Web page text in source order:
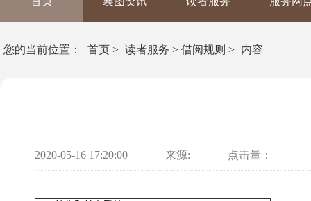
您的当前位置： 首页 > 读者服务 > 借阅规则 > 内容
2020-05-16 17:20:00 来源: 点击量：